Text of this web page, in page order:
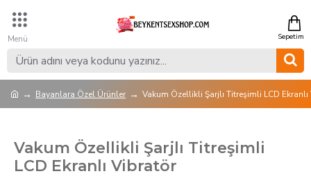
Bayanlara Özel Ürünler Vakum Özellikli Şarjlı Titreşimli LCD
Vakum Özellikli Şarjlı Titreşimli
LCD Ekranlı Vibratör